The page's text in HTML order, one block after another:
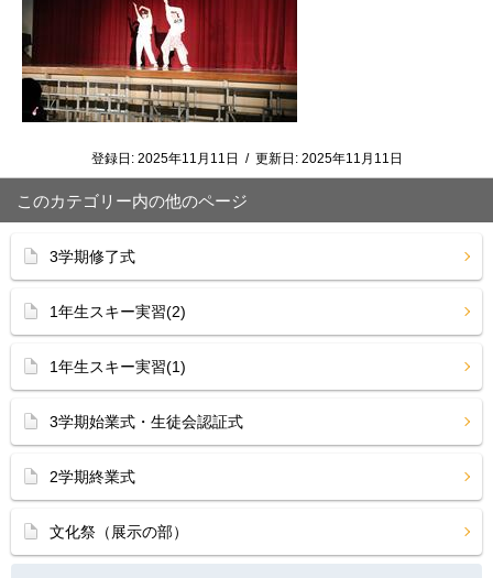
登録日: 2025年11月11日 / 更新日: 2025年11月11日
このカテゴリー内の他のページ
3学期修了式
1年生スキー実習(2)
1年生スキー実習(1)
3学期始業式・生徒会認証式
2学期終業式
文化祭（展示の部）